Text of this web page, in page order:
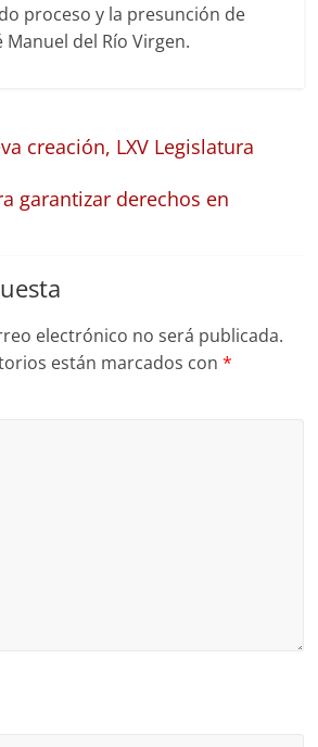
proceso y la presunción de
Manuel del Río Virgen.
creación, LXV Legislatura
garantizar derechos en
electrónico no será publicada.
están marcados con*